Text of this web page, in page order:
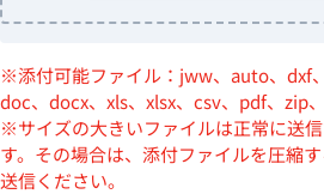
※添付可能ファイル：jww、auto、dxf
doc、docx、xls、xlsx、csv、pdf、zip
※サイズの大きいファイルは正常に送
す。その場合は、添付ファイルを圧縮
送信ください。